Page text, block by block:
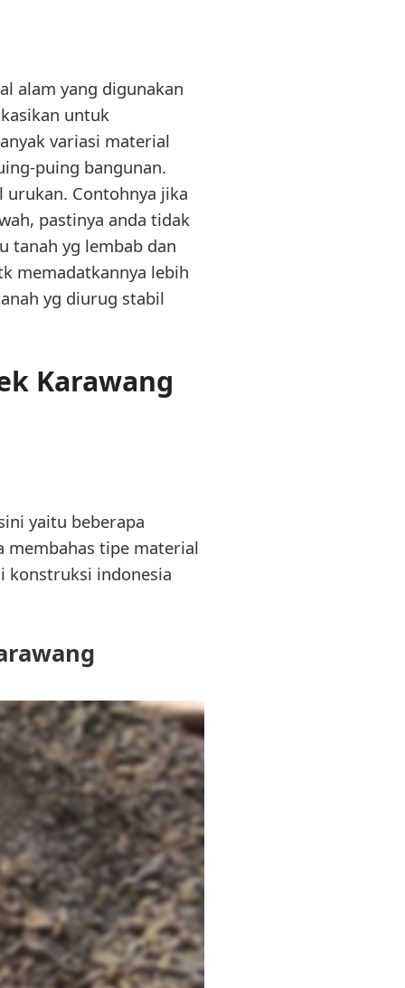
alam yang digunakan
untuk
variasi material
puing bangunan.
Contohnya jika
pastinya anda tidak
tanah yg lembab dan
memadatkannya lebih
yg diurug stabil
Karawang
yaitu beberapa
membahas tipe material
konstruksi indonesia